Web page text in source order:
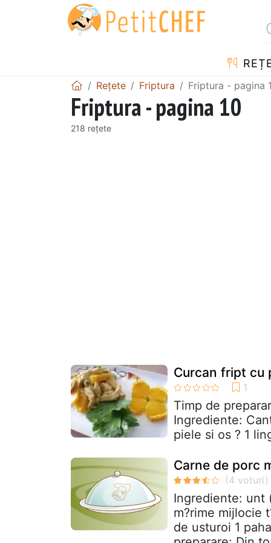
Rețete Friptura Friptura - pagina
Friptura - pagina 10
218 rețete
Curcan fript cu
Timp de
Ingrediente:
piele si os ? 1
Carne de porc
Ingrediente: unt
m?rime mijlocie
de usturoi 1